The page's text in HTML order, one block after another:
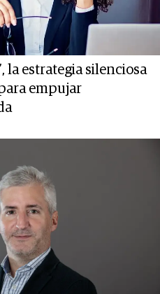
la estrategia silenciosa
empujar